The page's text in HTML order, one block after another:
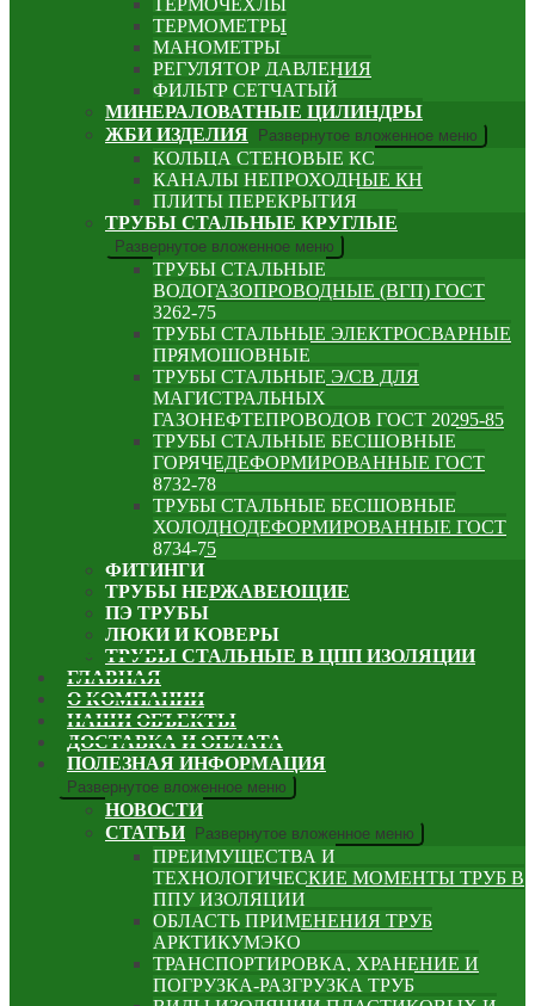
ТЕРМОЧЕХЛЫ
ТЕРМОМЕТРЫ
МАНОМЕТРЫ
РЕГУЛЯТОР ДАВЛЕНИЯ
ФИЛЬТР СЕТЧАТЫЙ
МИНЕРАЛОВАТНЫЕ ЦИЛИНДРЫ
ЖБИ ИЗДЕЛИЯ
Развернутое вложенное меню
КОЛЬЦА СТЕНОВЫЕ КС
КАНАЛЫ НЕПРОХОДНЫЕ КН
ПЛИТЫ ПЕРЕКРЫТИЯ
ТРУБЫ СТАЛЬНЫЕ КРУГЛЫЕ
Развернутое вложенное меню
ТРУБЫ СТАЛЬНЫЕ
ВОДОГАЗОПРОВОДНЫЕ (ВГП) ГОСТ
3262-75
ТРУБЫ СТАЛЬНЫЕ ЭЛЕКТРОСВАРНЫЕ
ПРЯМОШОВНЫЕ
ТРУБЫ СТАЛЬНЫЕ Э/СВ ДЛЯ
МАГИСТРАЛЬНЫХ
ГАЗОНЕФТЕПРОВОДОВ ГОСТ 20295-85
ТРУБЫ СТАЛЬНЫЕ БЕСШОВНЫЕ
ГОРЯЧЕДЕФОРМИРОВАННЫЕ ГОСТ
8732-78
ТРУБЫ СТАЛЬНЫЕ БЕСШОВНЫЕ
ХОЛОДНОДЕФОРМИРОВАННЫЕ ГОСТ
8734-75
ФИТИНГИ
ТРУБЫ НЕРЖАВЕЮЩИЕ
ПЭ ТРУБЫ
ЛЮКИ И КОВЕРЫ
ТРУБЫ СТАЛЬНЫЕ В ЦПП ИЗОЛЯЦИИ
ГЛАВНАЯ
О КОМПАНИИ
НАШИ ОБЪЕКТЫ
ДОСТАВКА И ОПЛАТА
ПОЛЕЗНАЯ ИНФОРМАЦИЯ
Развернутое вложенное меню
НОВОСТИ
СТАТЬИ
Развернутое вложенное меню
ПРЕИМУЩЕСТВА И
ТЕХНОЛОГИЧЕСКИЕ МОМЕНТЫ ТРУБ В
ППУ ИЗОЛЯЦИИ
ОБЛАСТЬ ПРИМЕНЕНИЯ ТРУБ
АРКТИКУМЭКО
ТРАНСПОРТИРОВКА, ХРАНЕНИЕ И
ПОГРУЗКА-РАЗГРУЗКА ТРУБ